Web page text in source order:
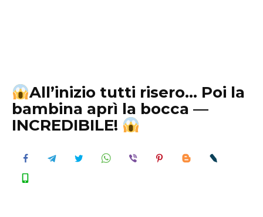
All’inizio tutti risero… Poi la
bambina aprì la bocca —
INCREDIBILE!